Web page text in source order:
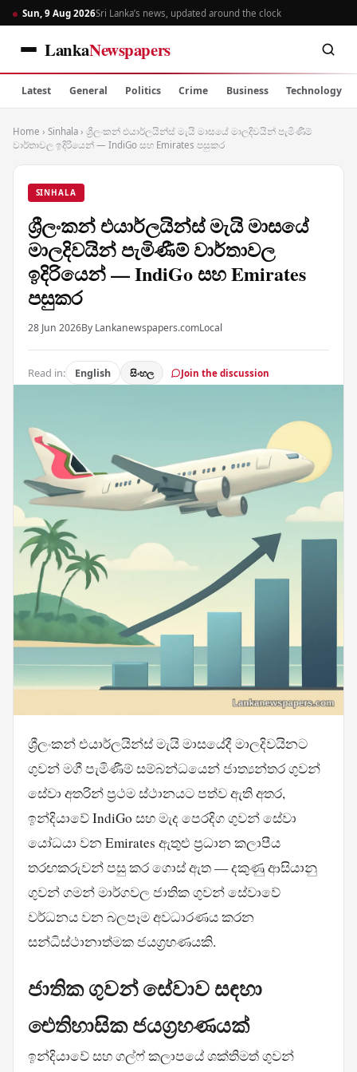
Sun, 9 Aug 2026Sri Lanka’s news, updated around the clock
LankaNewspapers
Latest General Politics Crime Business Technology
Home › Sinhala › ශ්‍රීලංකන් එයාර්ලයින්ස් මැයි මාසයේ මාලදිවයින් පැමිණීම්
වාර්තාවල ඉදිරියෙන් — IndiGo සහ Emirates පසුකර
SINHALA
ශ්‍රීලංකන් එයාර්ලයින්ස් මැයි මාසයේ
මාලදිවයින් පැමිණීම් වාර්තාවල
ඉදිරියෙන් — IndiGo සහ Emirates
පසුකර
28 Jun 2026By Lankanewspapers.comLocal
Read in: English සිංහල Join the discussion
ශ්‍රීලංකන් එයාර්ලයින්ස් මැයි මාසයේදී මාලදිවයිනට
ගුවන් මගී පැමිණීම් සම්බන්ධයෙන් ජාත්‍යන්තර ගුවන්
සේවා අතරින් ප්‍රථම ස්ථානයට පත්ව ඇති අතර,
ඉන්දියාවේ IndiGo සහ මැද පෙරදිග ගුවන් සේවා
යෝධයා වන Emirates ඇතුළු ප්‍රධාන කලාපීය
තරඟකරුවන් පසු කර ගොස් ඇත — දකුණු ආසියානු
ගුවන් ගමන් මාර්ගවල ජාතික ගුවන් සේවාවේ
වර්ධනය වන බලපෑම අවධාරණය කරන
සන්ධිස්ථානාත්මක ජයග්‍රහණයකි.
ජාතික ගුවන් සේවාව සඳහා
ඓතිහාසික ජයග්‍රහණයක්
ඉන්දියාවේ සහ ගල්ෆ් කලාපයේ ශක්තිමත් ගුවන්